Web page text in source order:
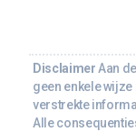
Disclaimer Aan
geen enkele
verstrekte
Alle